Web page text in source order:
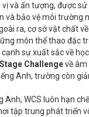
và ấn tượng, được
bảo vệ môi trường
ra, cơ sở vật chất
môn thể thao đặc
sự xuất sắc về
Stage Challengevề âm
Anh, trường còn
WCS luôn hạn
tập trung phát triển